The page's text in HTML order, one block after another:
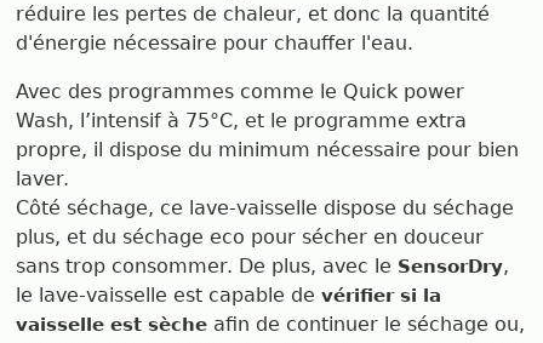
réduire les pertes de chaleur, et donc la quantité
d'énergie nécessaire pour chauffer l'eau.
Avec des programmes comme le Quick power
Wash, l’intensif à 75°C, et le programme extra
propre, il dispose du minimum nécessaire pour bien
laver.
Côté séchage, ce lave-vaisselle dispose du séchage
plus, et du séchage eco pour sécher en douceur
sans trop consommer. De plus, avec le SensorDry,
le lave-vaisselle est capable devérifier si la
vaisselle est sèche afin de continuer le séchage ou,